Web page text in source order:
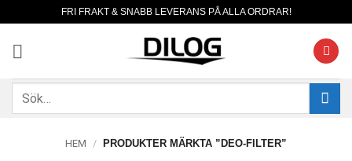
content
FRI FRAKT & SNABB LEVERANS PÅ ALLA ORDRAR!
HEM / PRODUKTER MÄRKTA ”DEO-FILTER”